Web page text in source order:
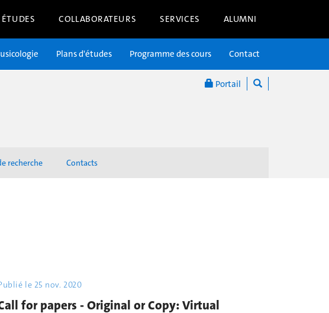
ÉTUDES COLLABORATEURS SERVICES ALUMNI
Portail
Plans d'études Programme des cours Contact
recherche Contacts
le 25 nov. 2020
for papers - Original or Copy: Virtual